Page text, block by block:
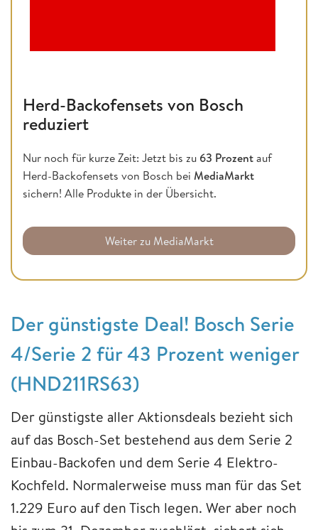
Herd-Backofensets von Bosch
reduziert
Nur noch für kurze Zeit: Jetzt bis zu 63 Prozentauf
Herd-Backofensets von Bosch bei MediaMarkt
sichern! Alle Produkte in der Übersicht.
Weiter zu MediaMarkt
Der günstigste Deal! Bosch Serie
4/Serie 2 für 43 Prozent weniger
(HND211RS63)
Der günstigste aller Aktionsdeals bezieht sich
auf das Bosch-Set bestehend aus dem Serie 2
Einbau-Backofen und dem Serie 4 Elektro-
Kochfeld. Normalerweise muss man für das Set
1.229 Euro auf den Tisch legen. Wer aber noch